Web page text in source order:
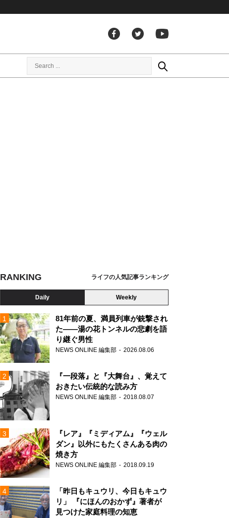
RANKING ライフの人気記事ランキング
Daily Weekly
81年前の夏、満員列車が銃撃され
た――湯の花トンネルの悲劇を語
り継ぐ男性
NEWS ONLINE 編集部 2026.08.06
『一段落』と『大舞台』、覚えて
おきたい伝統的な読み方
NEWS ONLINE 編集部 2018.08.07
『レア』『ミディアム』『ウェル
ダン』以外にもたくさんある肉の
焼き方
NEWS ONLINE 編集部 2018.09.19
「昨日もキュウリ、今日もキュウ
リ」 『にほんのおかず』著者が
見つけた家庭料理の知恵